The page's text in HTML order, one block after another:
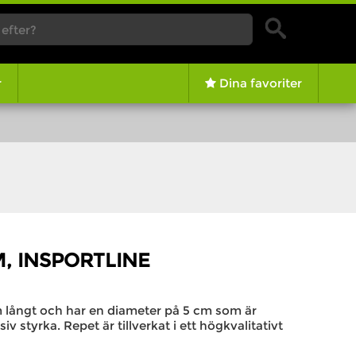
Dina favoriter
INSPORTLINE
långt och har en diameter på 5 cm som är
styrka. Repet är tillverkat i ett högkvalitativt